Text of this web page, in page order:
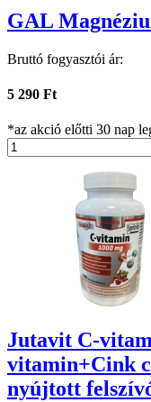
GAL
Bruttó fogyasztói ár:
5 290 Ft
*az akció előtti 30 nap
Jutavit C-
vitamin+Cink
nyújtott